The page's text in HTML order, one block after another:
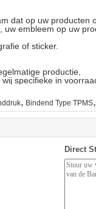
dat op uw producten
uw embleem op uw
of sticker.
productie,
specifieke in
, Bindend Type TPMS,
Direct